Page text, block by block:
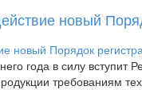
новый
года в силу вступит
требованиям